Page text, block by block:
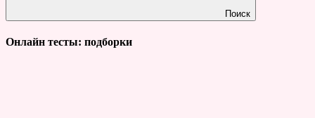
Поиск
Онлайн тесты: подборки